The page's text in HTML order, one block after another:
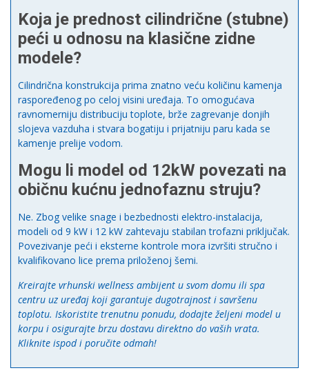
Koja je prednost cilindrične (stubne)
peći u odnosu na klasične zidne
modele?
Cilindrična konstrukcija prima znatno veću količinu kamenja
raspoređenog po celoj visini uređaja. To omogućava
ravnomerniju distribuciju toplote, brže zagrevanje donjih
slojeva vazduha i stvara bogatiju i prijatniju paru kada se
kamenje prelije vodom.
Mogu li model od 12kW povezati na
običnu kućnu jednofaznu struju?
Ne. Zbog velike snage i bezbednosti elektro-instalacija,
modeli od 9 kW i 12 kW zahtevaju stabilan trofazni priključak.
Povezivanje peći i eksterne kontrole mora izvršiti stručno i
kvalifikovano lice prema priloženoj šemi.
Kreirajte vrhunski wellness ambijent u svom domu ili spa
centru uz uređaj koji garantuje dugotrajnost i savršenu
toplotu. Iskoristite trenutnu ponudu, dodajte željeni model u
korpu i osigurajte brzu dostavu direktno do vaših vrata.
Kliknite ispod i poručite odmah!